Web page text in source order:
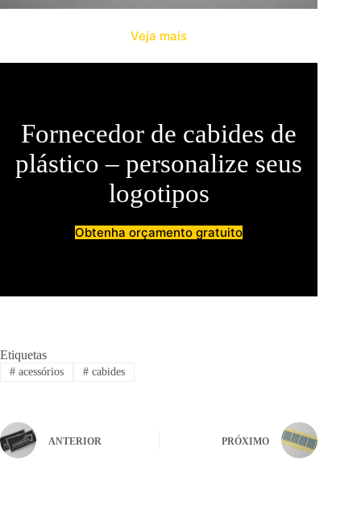
Veja mais
Fornecedor de cabides de
plástico – personalize seus
logotipos
Obtenha orçamento gratuito
Etiquetas
#acessórios #cabides
ANTERIOR PRÓXIMO